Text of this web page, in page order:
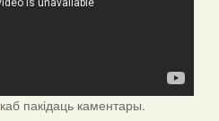
каб пакідаць каментары.